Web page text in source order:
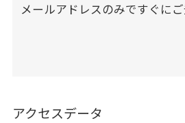
メールアドレスのみですぐにご
アクセスデータ